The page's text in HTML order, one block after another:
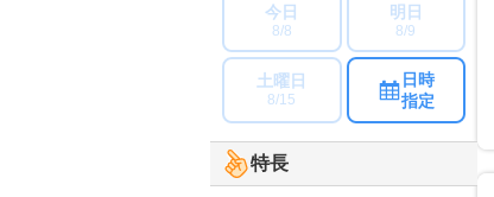
今日
8/8
明日
8/9
土曜日
8/15
日時
指定
特長